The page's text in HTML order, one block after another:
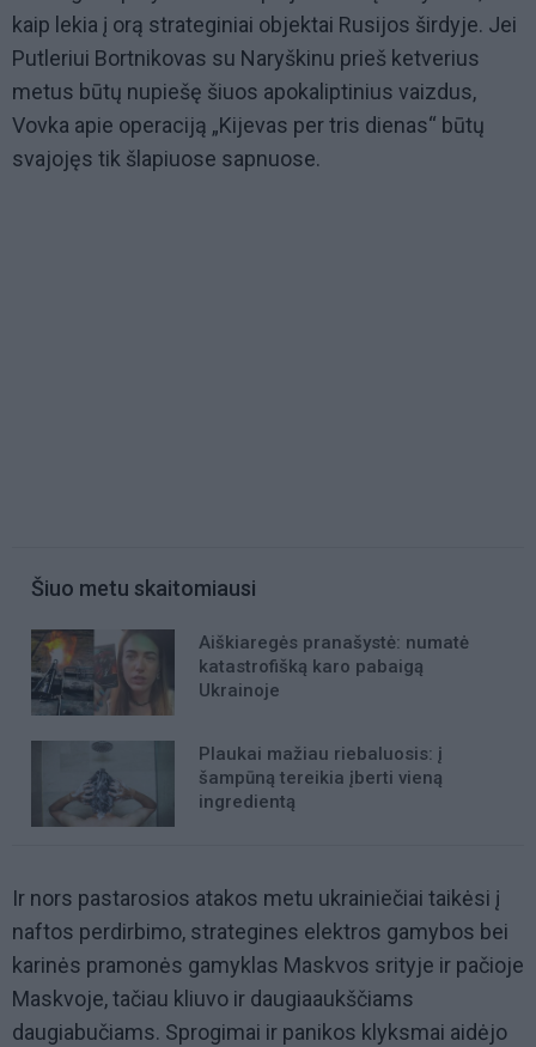
kaip lekia į orą strateginiai objektai Rusijos širdyje. Jei
Putleriui Bortnikovas su Naryškinu prieš ketverius
metus būtų nupiešę šiuos apokaliptinius vaizdus,
Vovka apie operaciją „Kijevas per tris dienas“ būtų
svajojęs tik šlapiuose sapnuose.
Šiuo metu skaitomiausi
Aiškiaregės pranašystė: numatė
katastrofišką karo pabaigą
Ukrainoje
Plaukai mažiau riebaluosis: į
šampūną tereikia įberti vieną
ingredientą
Ir nors pastarosios atakos metu ukrainiečiai taikėsi į
naftos perdirbimo, strategines elektros gamybos bei
karinės pramonės gamyklas Maskvos srityje ir pačioje
Maskvoje, tačiau kliuvo ir daugiaaukščiams
daugiabučiams. Sprogimai ir panikos klyksmai aidėjo